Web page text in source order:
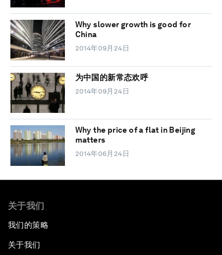
Why slower growth is good for
China
2014年09月24日
为中国的新常态欢呼
2014年09月24日
Why the price of a flat in Beijing
matters
2014年06月24日
关于我们
我们的策略
关于我们